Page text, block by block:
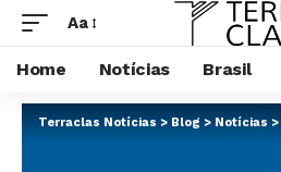
Aa
Home Notícias Brasil
Terraclas Notícias > Blog > Notícias >